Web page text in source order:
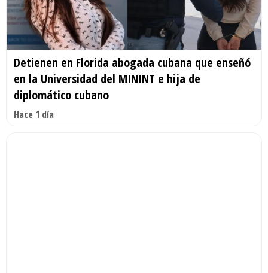
Detienen en Florida abogada cubana que enseñó
en la Universidad del MININT e hija de
diplomático cubano
Hace 1 día